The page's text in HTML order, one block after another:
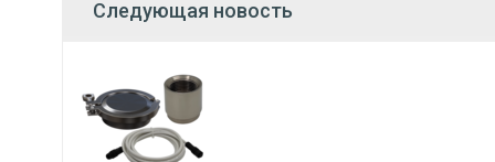
Следующая новость